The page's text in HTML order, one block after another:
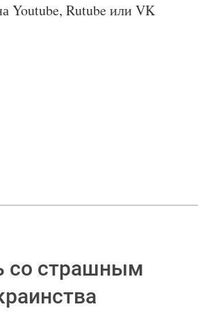
Youtube, Rutube или VK
со страшным